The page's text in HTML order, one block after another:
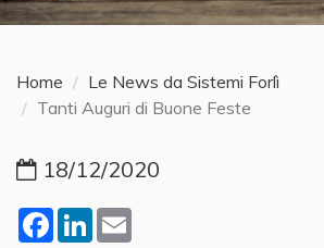
Home
Le News da Sistemi Forlì
Tanti Auguri di Buone Feste
18/12/2020
Facebook
LinkedIn